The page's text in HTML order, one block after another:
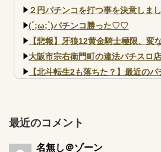
２円パチンコを打つ事を決意しまし
(´;ω;`)パチンコ勝った♡♡
【悲報】牙狼12黄金騎士極限、変
大阪市宗右衛門町の違法パチスロ
【北斗転生2も落ちた？】最近の
アズールレーン スロット評価はコ
最近のコメント
名無し＠ゾーン